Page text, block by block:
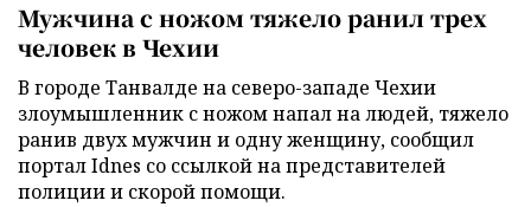
Мужчина с ножом тяжело ранил трех
человек в Чехии
В городе Танвалде на северо-западе Чехии
злоумышленник с ножом напал на людей, тяжело
ранив двух мужчин и одну женщину, сообщил
портал Idnes со ссылкой на представителей
полиции и скорой помощи.